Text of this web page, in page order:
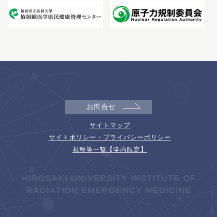
お問合せ
サイトマップ
サイトポリシー・プライバシーポリシー
規程等一覧【学内限定】
HIROSAKI UNIVERSITY INSTITUTE OF
RADIATION EMERGENCY MEDICINE